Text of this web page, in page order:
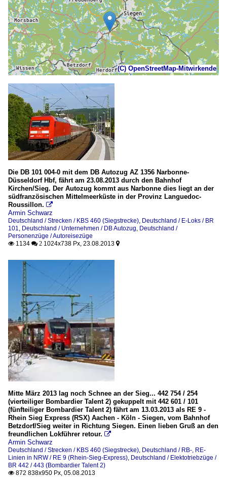
(C) OpenStreetMap-Mitwirkende
Die DB 101 004-0 mit dem DB Autozug AZ 1356 Narbonne-
Düsseldorf Hbf, fährt am 23.08.2013 durch den Bahnhof
Kirchen/Sieg. Der Autozug kommt aus Narbonne dies liegt an der
südfranzösischen Mittelmeerküste in der Provinz Languedoc-
Roussillon. 
Armin Schwarz
Deutschland / Strecken / KBS 460 (Siegstrecke), Deutschland / E-Loks / BR
101, Deutschland / Unternehmen / DB Autozug, Deutschland /
Personenzüge / Autoreisezüge
 1134  2 1024x738 Px, 23.08.2013 
Mitte März 2013 lag noch Schnee an der Sieg... 442 754 / 254
(vierteiliger Bombardier Talent 2) gekuppelt mit 442 601 / 101
(fünfteiliger Bombardier Talent 2) fährt am 13.03.2013 als RE 9 -
Rhein Sieg Express (RSX) Aachen - Köln - Siegen, vom Bahnhof
Betzdorf/Sieg weiter in Richtung Siegen. Einen lieben Gruß an den
freundlichen Lokführer retour. 
Armin Schwarz
Deutschland / Strecken / KBS 460 (Siegstrecke) Deutschland / RB-, RE-
Linien in NRW / RE 9 (Rhein-Sieg-Express) Deutschland / Elektotriebzüge /
BR 442 / 443 (Bombardier Talent 2)
 872 838x950 Px, 05.08.2013